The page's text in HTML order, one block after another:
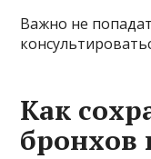
Важно не
Как
бронхов